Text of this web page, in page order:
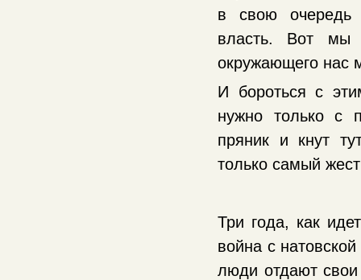
в свою очередь
власть. Вот мы
окружающего нас
И бороться с
нужно только с
пряник и кнут
только самый
Три года, как
война с
люди отдают